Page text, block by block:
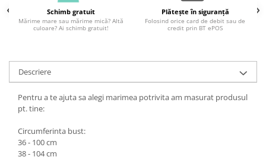
Schimb gratuit
Mărime mare sau mărime mică? Altă
culoare? Ai schimb gratuit!
Plătește în siguranță
Folosind orice card de debit sau de
credit prin BT ePOS
Descriere
Pentru a te ajuta sa alegi marimea potrivita am masurat produsul
pt. tine:
Circumferinta bust:
36 - 100 cm
38 - 104 cm